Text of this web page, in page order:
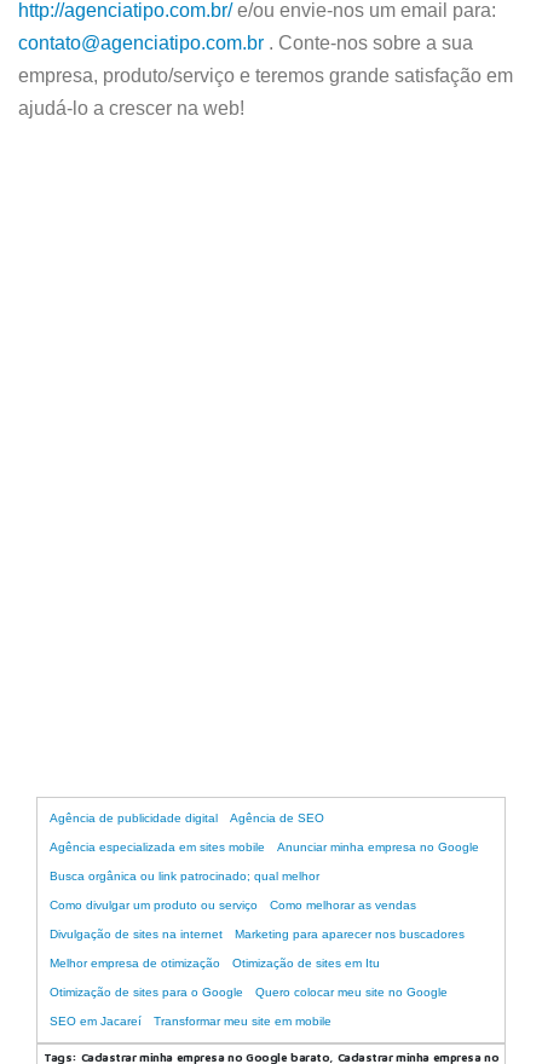
http://agenciatipo.com.br/e/ou envie-nos um email para:
contato@agenciatipo.com.br . Conte-nos sobre a sua
empresa, produto/serviço e teremos grande satisfação em
ajudá-lo a crescer na web!
Agência de publicidade digital Agência de SEO
Agência especializada em sites mobile Anunciar minha empresa no Google
Busca orgânica ou link patrocinado; qual melhor
Como divulgar um produto ou serviço Como melhorar as vendas
Divulgação de sites na internet Marketing para aparecer nos buscadores
Melhor empresa de otimização Otimização de sites em Itu
Otimização de sites para o Google Quero colocar meu site no Google
SEO em Jacareí Transformar meu site em mobile
Tags: Cadastrar minha empresa no Google barato, Cadastrar minha empresa no